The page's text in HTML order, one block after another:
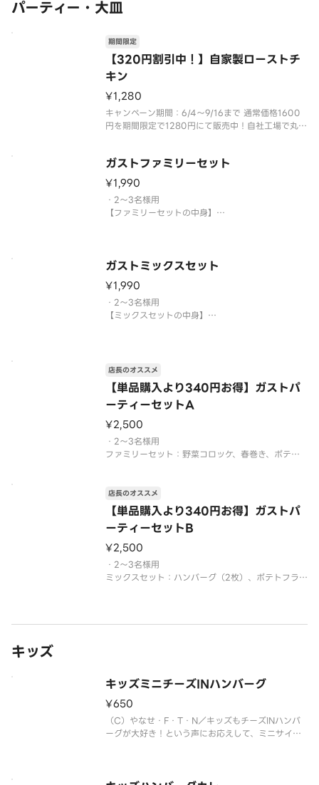
パーティー・大皿
【320円割引中！】自家製ローストチ
キン
期間限定
¥1,280
キャンペーン期間：6/4～9/16まで 通常価格1600
円を期間限定で1280円にて販売中！自社工場で丸ご
めた状態でご提供しております。加熱してからお召
し上がりくださ
ガストファミリーセット
¥1,990
・2～3名様用
【ファミリーセットの中身】
ガストミックスセット
¥1,990
・2～3名様用
【ミックスセットの中身】
※付け合わせは変更になる場合がありますので、ご
了承ください。
【単品購入より340円お得】ガストパ
ーティーセットA
店長のオススメ
¥2,500
・2～3名様用
ファミリーセット：野菜コロッケ、春巻き、ポテト
※付け合わせは変更になる場合がありますので、ご
了承ください。
【単品購入より340円お得】ガストパ
ーティーセットB
店長のオススメ
¥2,500
・2～3名様用
ミックスセット：ハンバーグ（2枚）、ポテトフラ
※付け合わせは変更になる場合がありますので、ご
キッズ
キッズミニチーズINハンバーグ
¥650
（C）やなせ・F・T・N／キッズもチーズINハンバ
ーグが大好き！という声にお応えして、ミニサイズ